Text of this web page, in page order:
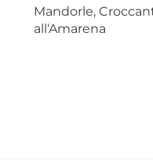
Mandorle,
all‘Amarena